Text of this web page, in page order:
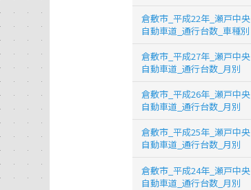
倉敷市_平成22年_瀬戸中央
自動車道_通行台数_車種別
倉敷市_平成27年_瀬戸中央
自動車道_通行台数_月別
倉敷市_平成26年_瀬戸中央
自動車道_通行台数_月別
倉敷市_平成25年_瀬戸中央
自動車道_通行台数_月別
倉敷市_平成24年_瀬戸中央
自動車道_通行台数_月別